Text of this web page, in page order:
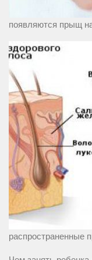
появляются прыщ
распространенные